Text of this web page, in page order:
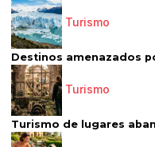
Turismo
Destinos amenazados
Turismo
Turismo de lugares